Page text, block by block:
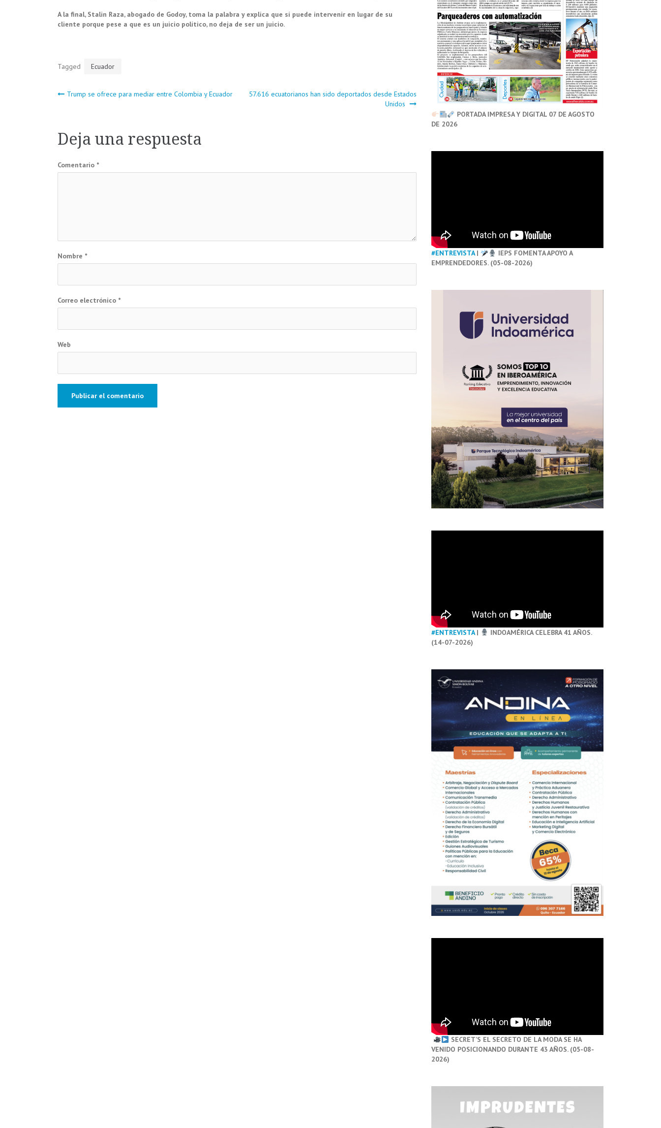
A la final, Stalin Raza, abogado de Godoy, toma la palabra y explica que sí puede intervenir en lugar de su
cliente porque pese a que es un juicio político, no deja de ser un juicio.
Tagged Ecuador
Navegación
entradas
Trump se ofrece para mediar entre Colombia y Ecuador
57.616 ecuatorianos han sido deportados desde Estados
Unidos
Deja una respuesta
Comentario *
Nombre *
Correo electrónico *
Web
PORTADA IMPRESA Y DIGITAL 07 DE AGOSTO
DE 2026
#ENTREVISTA|
IEPS FOMENTA APOYO A
EMPRENDEDORES. (05-08-2026)
#ENTREVISTA|
INDOAMÉRICA CELEBRA 41 AÑOS.
(14-07-2026)
SECRET’S EL SECRETO DE LA MODA SE HA
VENIDO POSICIONANDO DURANTE 43 AÑOS. (05-08-
2026)